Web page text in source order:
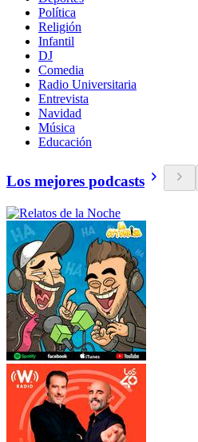
Política
Religión
Infantil
DJ
Comedia
Radio Universitaria
Entrevista
Navidad
Música
Educación
Los mejores podcasts